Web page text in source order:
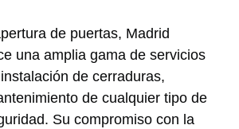
de puertas, Madrid
una amplia gama de servicios
de cerraduras,
de cualquier tipo de
Su compromiso con la